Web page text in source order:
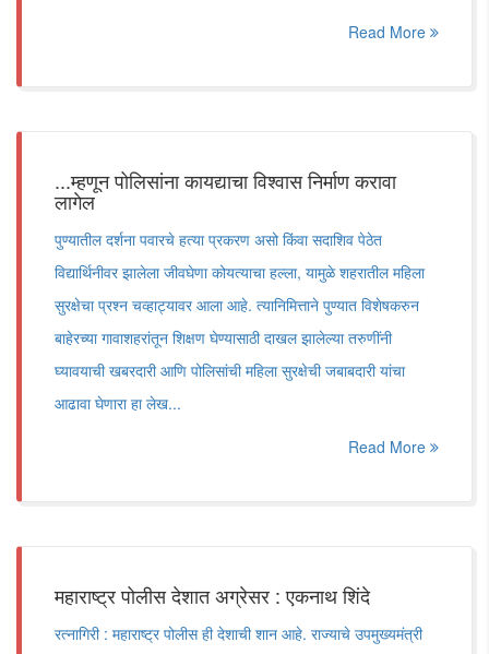
Read More
...म्हणून पोलिसांना कायद्याचा विश्वास निर्माण करावा
लागेल
पुण्यातील दर्शना पवारचे हत्या प्रकरण असो किंवा सदाशिव पेठेत
विद्यार्थिनीवर झालेला जीवघेणा कोयत्याचा हल्ला, यामुळे शहरातील महिला
सुरक्षेचा प्रश्न चव्हाट्यावर आला आहे. त्यानिमित्ताने पुण्यात विशेषकरुन
बाहेरच्या गावाशहरांतून शिक्षण घेण्यासाठी दाखल झालेल्या तरुणींनी
घ्यावयाची खबरदारी आणि पोलिसांची महिला सुरक्षेची जबाबदारी यांचा
आढावा घेणारा हा लेख...
Read More
महाराष्ट्र पोलीस देशात अग्रेसर : एकनाथ शिंदे
रत्नागिरी : महाराष्ट्र पोलीस ही देशाची शान आहे. राज्याचे उपमुख्यमंत्री